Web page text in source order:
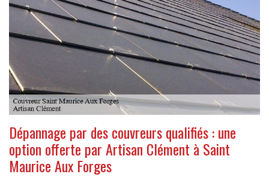
Dépannage par des couvreurs qualifiés : une
option offerte par Artisan Clément à Saint
Maurice Aux Forges